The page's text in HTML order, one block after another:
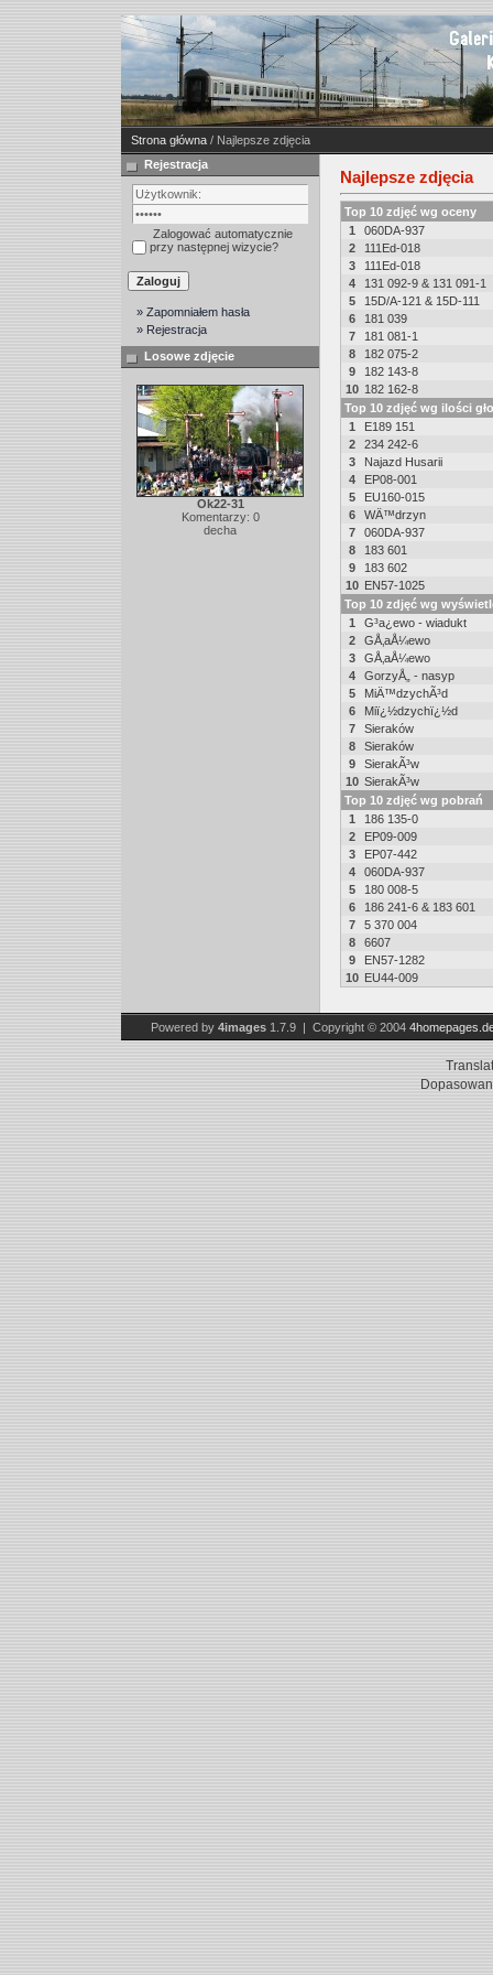
Strona główna / Najlepsze zdjęcia
Rejestracja
Zalogować automatycznie
przy następnej wizycie?
» Zapomniałem hasła
» Rejestracja
Losowe zdjęcie
Ok22-31
Komentarzy: 0
decha
Najlepsze zdjęcia
Top 10 zdjęć wg oceny
1
060DA-937
2
111Ed-018
3
111Ed-018
4
131 092-9 & 131 091-1
5
15D/A-121 & 15D-111
6
181 039
7
181 081-1
8
182 075-2
9
182 143-8
10 182 162-8
Top 10 zdjęć wg ilości
1
E189 151
2
234 242-6
3
Najazd Husarii
4
EP08-001
5
EU160-015
6
WÄ™drzyn
7
060DA-937
8
183 601
9
183 602
10 EN57-1025
Top 10 zdjęć wg
1
G³a¿ewo - wiadukt
2
GÅ‚aÅ¼ewo
3
GÅ‚aÅ¼ewo
4
GorzyÅ„ - nasyp
5
MiÄ™dzychÃ³d
6
Miï¿½dzychï¿½d
7
Sieraków
8
Sieraków
9
SierakÃ³w
10 SierakÃ³w
Top 10 zdjęć wg pobrań
1
186 135-0
2
EP09-009
3
EP07-442
4
060DA-937
5
180 008-5
6
186 241-6 & 183 601
7
5 370 004
8
6607
9
EN57-1282
10 EU44-009
Powered by 4images 1.7.9 | Copyright © 2004